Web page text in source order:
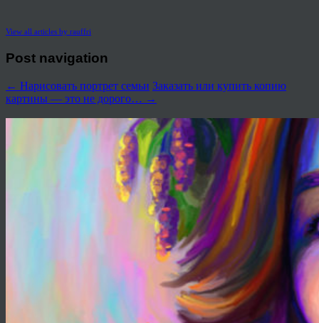
View all articles by rauffri
Post navigation
← Нарисовать портрет семьи Заказать или купить копию
картины — это не дорого… →